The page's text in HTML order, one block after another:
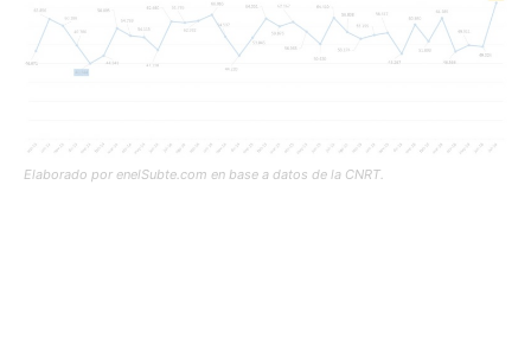
Elaborado por enelSubte.com en base a datos de la CNRT.